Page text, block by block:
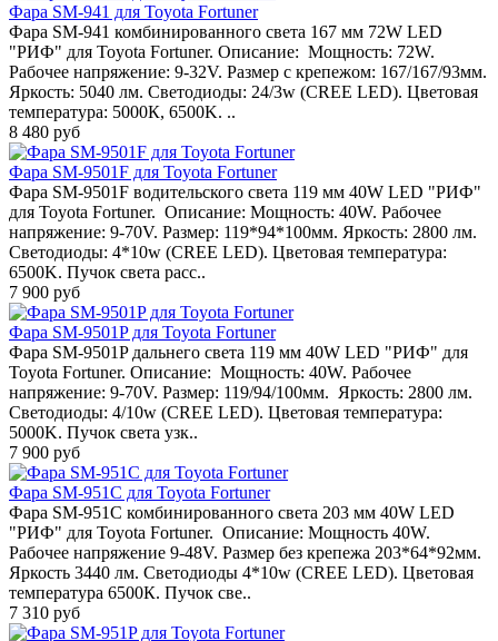
Фара SM-941 для Toyota Fortuner
Фара SM-941 комбинированного света 167 мм 72W LED
"РИФ" для Toyota Fortuner. Описание: Мощность: 72W.
Рабочее напряжение: 9-32V. Размер с крепежом: 167/167/93мм.
Яркость: 5040 лм. Светодиоды: 24/3w (CREE LED). Цветовая
температура: 5000К, 6500K. ..
8 480 руб
Фара SM-9501F для Toyota Fortuner
Фара SM-9501F водительского света 119 мм 40W LED "РИФ"
для Toyota Fortuner. Описание: Мощность: 40W. Рабочее
напряжение: 9-70V. Размер: 119*94*100мм. Яркость: 2800 лм.
Светодиоды: 4*10w (CREE LED). Цветовая температура:
6500K. Пучок света расс..
7 900 руб
Фара SM-9501P для Toyota Fortuner
Фара SM-9501P дальнего света 119 мм 40W LED "РИФ" для
Toyota Fortuner. Описание: Мощность: 40W. Рабочее
напряжение: 9-70V. Размер: 119/94/100мм. Яркость: 2800 лм.
Светодиоды: 4/10w (CREE LED). Цветовая температура:
5000K. Пучок света узк..
7 900 руб
Фара SM-951C для Toyota Fortuner
Фара SM-951C комбинированного света 203 мм 40W LED
"РИФ" для Toyota Fortuner. Описание: Мощность 40W.
Рабочее напряжение 9-48V. Размер без крепежа 203*64*92мм.
Яркость 3440 лм. Светодиоды 4*10w (CREE LED). Цветовая
температура 6500К. Пучок све..
7 310 руб